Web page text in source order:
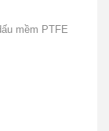
mềm PTFE